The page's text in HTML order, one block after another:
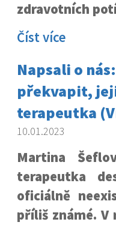
zdravotních
Číst více
Napsali o
překvapit,
terapeutka
10.01.2023
Martina
terapeutka
oficiálně
příliš známé. V